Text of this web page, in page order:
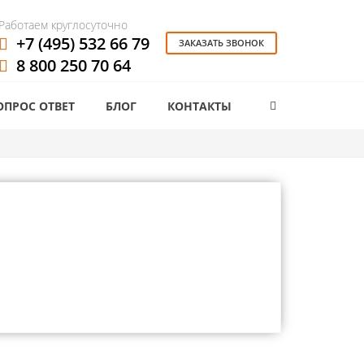
Работаем круглосуточно
+7 (495) 532 66 79
8 800 250 70 64
ЗАКАЗАТЬ ЗВОНОК
ОТВЕТ БЛОГ КОНТАКТЫ